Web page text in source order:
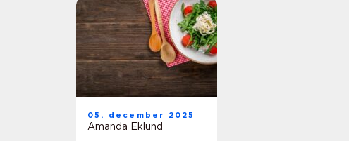
05. december 2025
Amanda Eklund